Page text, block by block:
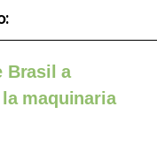
Brasil a
maquinaria